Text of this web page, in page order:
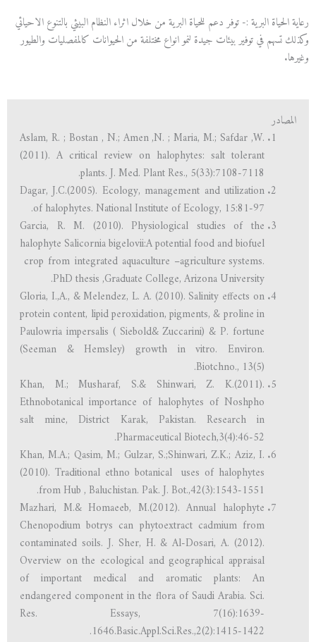
رعاية الحياة البرية :- توفر دعم للحياة البرية من خلال اثراء النظام البيئي بالتنوع الاحيائي
وكذلك تسهم في توفير بيئات جيدة لنمو انواع مختلفة من الحيوانات كالمفصليات والطيور
وغيرها.
المصادر
Aslam, R. ; Bostan , N.; Amen ,N. ; Maria, M.; Safdar ,W.
(2011). A critical review on halophytes: salt tolerant
plants. J. Med. Plant Res., 5(33):7108-7118.
Dagar, J.C.(2005). Ecology, management and utilization
of halophytes. National Institute of Ecology, 15:81-97.
Garcia, R. M. (2010). Physiological studies of the
halophyte Salicornia bigelovii:A potential food and biofuel
crop from integrated aquaculture –agriculture systems.
PhD thesis ,Graduate College, Arizona University.
Gloria, I.,A., & Melendez, L. A. (2010). Salinity effects on
protein content, lipid peroxidation, pigments, & proline in
Paulowria impersalis ( Siebold& Zuccarini) & P. fortune
(Seeman & Hemsley) growth in vitro. Environ.
Biotchno., 13(5).
Khan, M.; Musharaf, S.& Shinwari, Z. K.(2011).
Ethnobotanical importance of halophytes of Noshpho
salt mine, District Karak, Pakistan. Research in
Pharmaceutical Biotech,3(4):46-52.
Khan, M.A.; Qasim, M.; Gulzar, S.;Shinwari, Z.K.; Aziz, I.
(2010). Traditional ethno botanical uses of halophytes
from Hub , Baluchistan. Pak. J. Bot.,42(3):1543-1551.
Mazhari, M.& Homaeeb, M.(2012). Annual halophyte
Chenopodium botrys can phytoextract cadmium from
contaminated soils. J. Sher, H. & Al-Dosari, A. (2012).
Overview on the ecological and geographical appraisal
of important medical and aromatic plants: An
endangered component in the flora of Saudi Arabia. Sci.
Res. Essays, 7(16):1639-
1646.Basic.Appl.Sci.Res.,2(2):1415-1422.